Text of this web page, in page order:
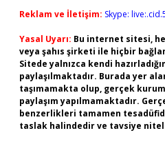
Reklam ve İletişim: Skype:
Yasal Uyarı: Bu internet sitesi,
veya şahıs şirketi ile hiçbir
Sitede yalnızca kendi
paylaşılmaktadır. Burada yer
taşımamakta olup, gerçek
paylaşım yapılmamaktadır.
benzerlikleri tamamen
taslak halindedir ve tavsiye